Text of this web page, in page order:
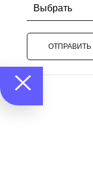
ОТПРАВИТЬ